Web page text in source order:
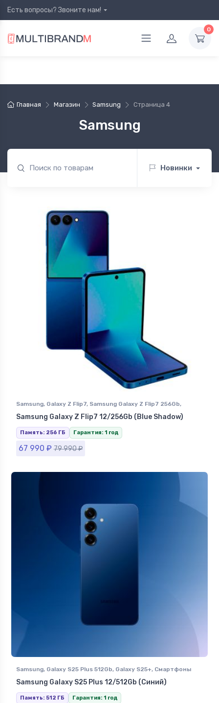
Есть вопросы? Звоните нам!
0
Главная Магазин Samsung Страница 4
Samsung
Новинки
Samsung, Galaxy Z Flip7, Samsung Galaxy Z Flip7 256Gb,
Смартфоны Samsung в Ставрополе
Samsung Galaxy Z Flip7 12/256Gb (Blue Shadow)
Память: 256 ГБ Гарантия: 1 год
67 990 ₽ 79 990₽
Samsung, Galaxy S25 Plus 512Gb, Galaxy S25+, Смартфоны
Samsung в Ставрополе
Samsung Galaxy S25 Plus 12/512Gb (Синий)
Память: 512 ГБ Гарантия: 1 год